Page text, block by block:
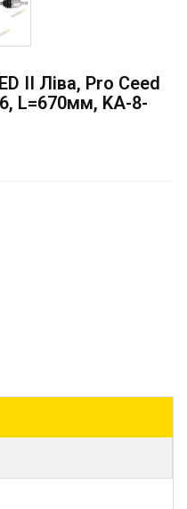
II Ліва, Pro Ceed
L=670мм, KA-8-